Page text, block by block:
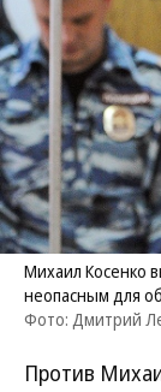
Михаил Косенко
неопасным для
Фото: Дмитрий
Против